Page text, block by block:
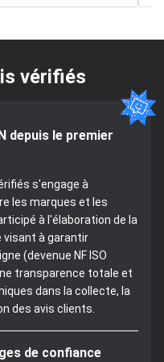
vérifiés
depuis le premier
s'engage à
les marques et les
à l'élaboration de la
visant à garantir
(devenue NF ISO
transparence totale et
dans la collecte, la
des avis clients.
de confiance